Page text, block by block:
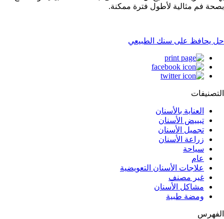
بصحة فم مثالية لأطول فترة ممكنة.
حل يحافظ على سنك الطبيعي
التصنيفات
العناية بالأسنان
تبييض الأسنان
تجميل الأسنان
زراعة الأسنان
سياحة
عام
علاجات الأسنان التعويضية
غير مصنف
مشاكل الأسنان
ومضة طبية
الفهرس